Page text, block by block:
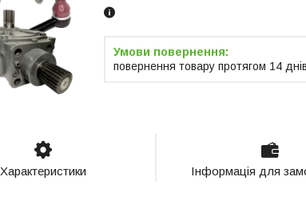
повернення товару протягом 14 днів
Характеристики Інформація для